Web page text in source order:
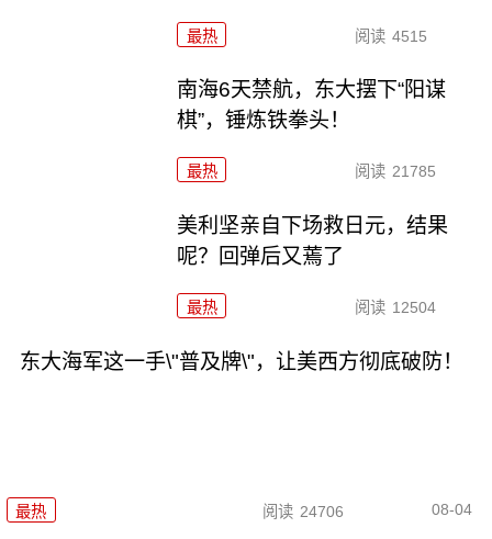
最热 阅读 4515
南海6天禁航，东大摆下“阳谋
棋”，锤炼铁拳头！
最热 阅读 21785
美利坚亲自下场救日元，结果
呢？回弹后又蔫了
最热 阅读 12504
东大海军这一手\"普及牌\"，让美西方彻底破防！
最热 阅读 24706 08-04